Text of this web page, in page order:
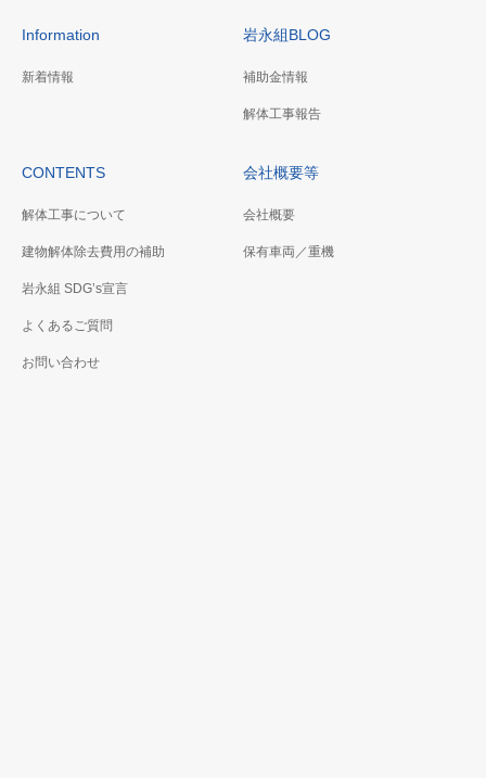
Information
新着情報
岩永組BLOG
補助金情報
解体工事報告
CONTENTS
解体工事について
建物解体除去費用の補助
岩永組 SDG’s宣言
よくあるご質問
お問い合わせ
会社概要等
会社概要
保有車両／重機